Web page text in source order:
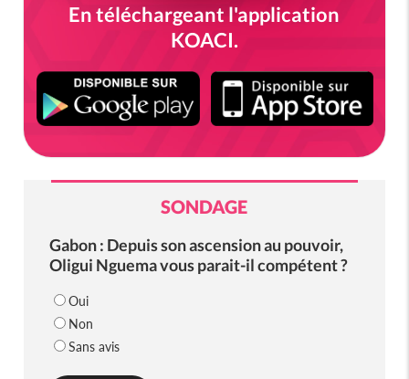
En téléchargeant l'application
KOACI.
SONDAGE
Gabon : Depuis son ascension au pouvoir,
Oligui Nguema vous parait-il compétent ?
Oui
Non
Sans avis